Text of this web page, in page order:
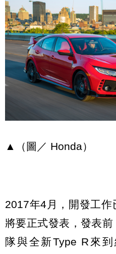
▲（圖／ Honda）
2017年4月，開發工作
將要正式發表，發表
隊與全新Type R來